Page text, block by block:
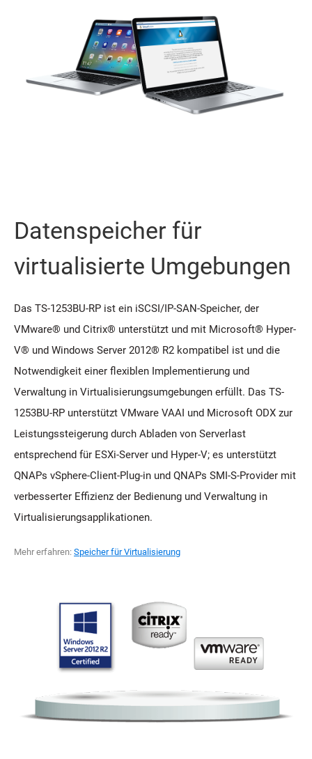
Datenspeicher für
virtualisierte Umgebungen
Das TS-1253BU-RP ist ein iSCSI/IP-SAN-Speicher, der
VMware® und Citrix® unterstützt und mit Microsoft® Hyper-
V® und Windows Server 2012® R2 kompatibel ist und die
Notwendigkeit einer flexiblen Implementierung und
Verwaltung in Virtualisierungsumgebungen erfüllt. Das TS-
1253BU-RP unterstützt VMware VAAI und Microsoft ODX zur
Leistungssteigerung durch Abladen von Serverlast
entsprechend für ESXi-Server und Hyper-V; es unterstützt
QNAPs vSphere-Client-Plug-in und QNAPs SMI-S-Provider mit
verbesserter Effizienz der Bedienung und Verwaltung in
Virtualisierungsapplikationen.
Mehr erfahren: Speicher für Virtualisierung